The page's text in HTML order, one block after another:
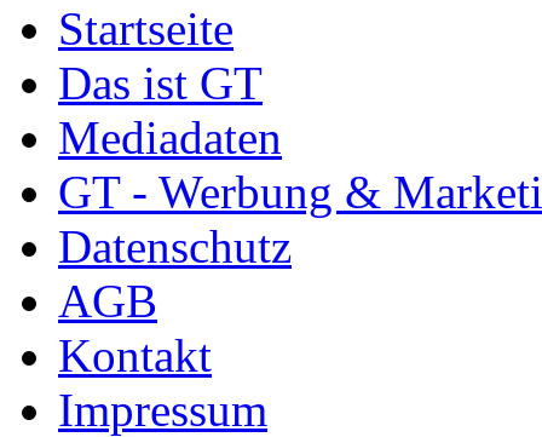
Startseite
Das ist GT
Mediadaten
GT - Werbung &
Datenschutz
AGB
Kontakt
Impressum